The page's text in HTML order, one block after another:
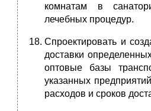
комнатам в
лечебных процедур.
Спроектировать и
доставки
оптовые базы
указанных
расходов и сроков